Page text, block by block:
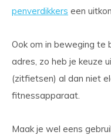
penverdikkers een
Ook om in beweging te
adres, zo heb je keuze
(zitfietsen) al dan niet
fitnessapparaat.
Maak je wel eens